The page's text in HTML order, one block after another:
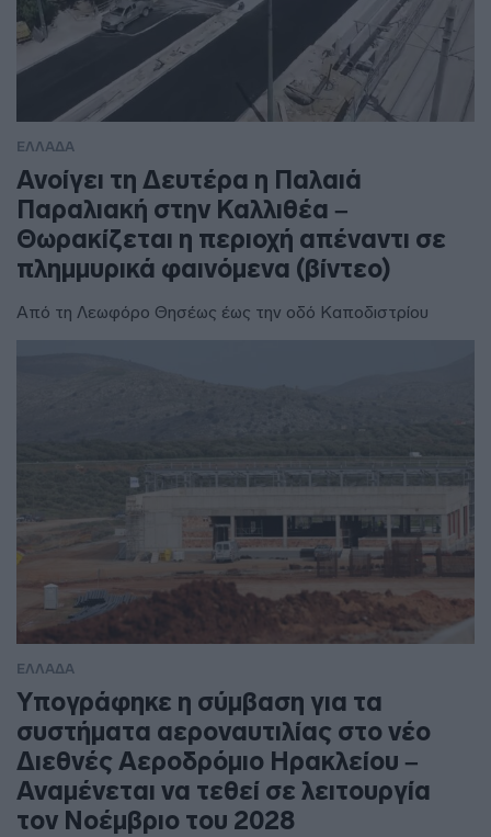
ΕΛΛΑΔΑ
Ανοίγει τη Δευτέρα η Παλαιά
Παραλιακή στην Καλλιθέα –
Θωρακίζεται η περιοχή απέναντι σε
πλημμυρικά φαινόμενα (βίντεο)
Από τη Λεωφόρο Θησέως έως την οδό Καποδιστρίου
ΕΛΛΑΔΑ
Υπογράφηκε η σύμβαση για τα
συστήματα αεροναυτιλίας στο νέο
Διεθνές Αεροδρόμιο Ηρακλείου –
Αναμένεται να τεθεί σε λειτουργία
τον Νοέμβριο του 2028